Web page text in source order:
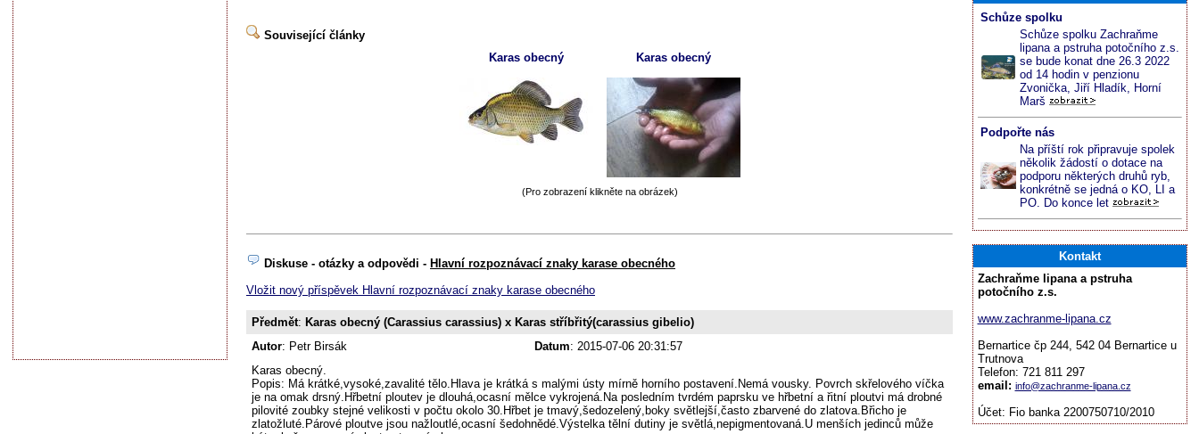
Související články
Karas obecný
Karas obecný
(Pro zobrazení klikněte na obrázek)
Diskuse - otázky a odpovědi - Hlavní rozpoznávací znaky karase obecného
Vložit nový příspěvek Hlavní rozpoznávací znaky karase obecného
Předmět: Karas obecný (Carassius carassius) x Karas stříbřitý(carassius gibelio)
Autor: Petr Birsák Datum: 2015-07-06 20:31:57
Karas obecný.
Popis: Má krátké,vysoké,zavalité tělo.Hlava je krátká s malými ústy mírně horního postavení.Nemá vousky. Povrch skřelového víčka
je na omak drsný.Hřbetní ploutev je dlouhá,ocasní mělce vykrojená.Na posledním tvrdém paprsku ve hřbetní a řitní ploutvi má drobné
pilovité zoubky stejné velikosti v počtu okolo 30.Hřbet je tmavý,šedozelený,boky světlejší,často zbarvené do zlatova.Břicho je
zlatožluté.Párové ploutve jsou nažloutlé,ocasní šedohnědé.Výstelka tělní dutiny je světlá,nepigmentovaná.U menších jedinců může
Schůze spolku
Schůze spolku Zachraňme
lipana a pstruha potočního z.s.
se bude konat dne 26.3 2022
od 14 hodin v penzionu
Zvonička, Jiří Hladík, Horní
Marš
Podpořte nás
Na příští rok připravuje spolek
několik žádostí o dotace na
podporu některých druhů ryb,
konkrétně se jedná o KO, LI a
PO. Do konce let
Kontakt
Zachraňme lipana a pstruha
potočního z.s.
www.zachranme-lipana.cz
Bernartice čp 244, 542 04 Bernartice u
Trutnova
Telefon: 721 811 297
email: info@zachranme-lipana.cz
Účet: Fio banka 2200750710/2010